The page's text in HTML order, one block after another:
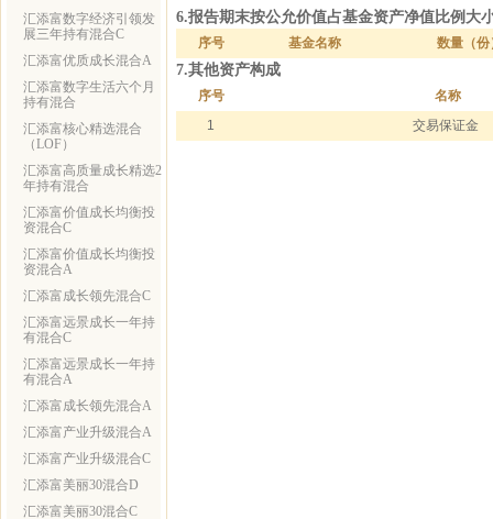
汇添富数字经济引领发
展三年持有混合C
汇添富优质成长混合A
汇添富数字生活六个月
持有混合
汇添富核心精选混合
（LOF）
汇添富高质量成长精选2
年持有混合
汇添富价值成长均衡投
资混合C
汇添富价值成长均衡投
资混合A
汇添富成长领先混合C
汇添富远景成长一年持
有混合C
汇添富远景成长一年持
有混合A
汇添富成长领先混合A
汇添富产业升级混合A
汇添富产业升级混合C
汇添富美丽30混合D
汇添富美丽30混合C
6.报告期末按公允价值占基金资产净值比例大
序号 基金名称 数量（份
7.其他资产构成
序号 名称
1 交易保证金